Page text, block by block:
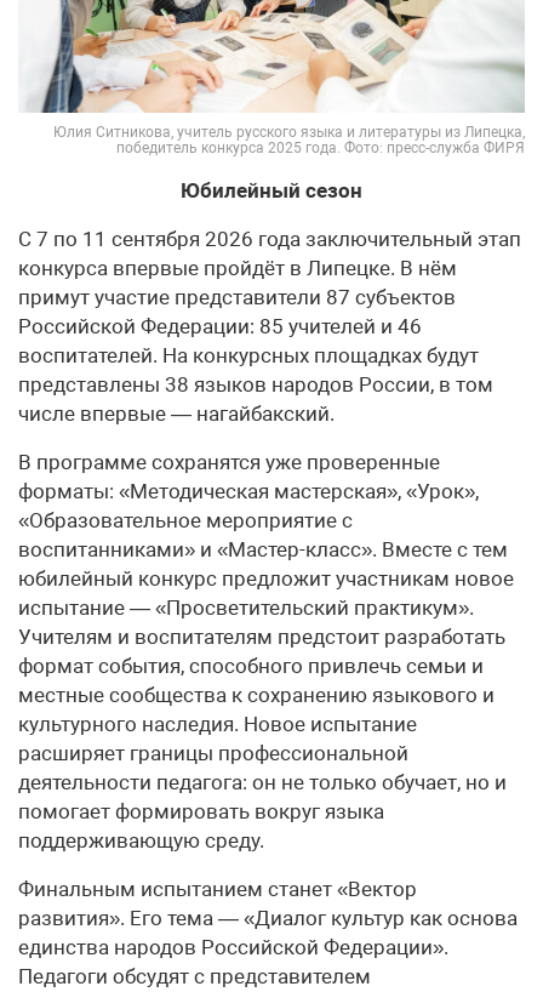
Юлия Ситникова, учитель русского языка и литературы из Липецка,
победитель конкурса 2025 года. Фото: пресс-служба ФИРЯ
Юбилейный сезон
С 7 по 11 сентября 2026 года заключительный этап
конкурса впервые пройдёт в Липецке. В нём
примут участие представители 87 субъектов
Российской Федерации: 85 учителей и 46
воспитателей. На конкурсных площадках будут
представлены 38 языков народов России, в том
числе впервые — нагайбакский.
В программе сохранятся уже проверенные
форматы: «Методическая мастерская», «Урок»,
«Образовательное мероприятие с
воспитанниками» и «Мастер-класс». Вместе с тем
юбилейный конкурс предложит участникам новое
испытание — «Просветительский практикум».
Учителям и воспитателям предстоит разработать
формат события, способного привлечь семьи и
местные сообщества к сохранению языкового и
культурного наследия. Новое испытание
расширяет границы профессиональной
деятельности педагога: он не только обучает, но и
помогает формировать вокруг языка
поддерживающую среду.
Финальным испытанием станет «Вектор
развития». Его тема — «Диалог культур как основа
единства народов Российской Федерации».
Педагоги обсудят с представителем